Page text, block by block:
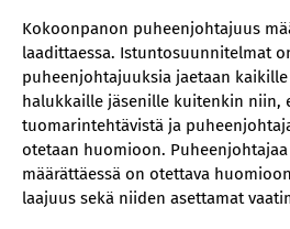
Kokoonpanon puheenjohtajuus
laadittaessa. Istuntosuunnitelmat
puheenjohtajuuksia jaetaan
halukkaille jäsenille kuitenkin niin,
tuomarintehtävistä ja
otetaan huomioon.
määrättäessä on otettava
laajuus sekä niiden asettamat